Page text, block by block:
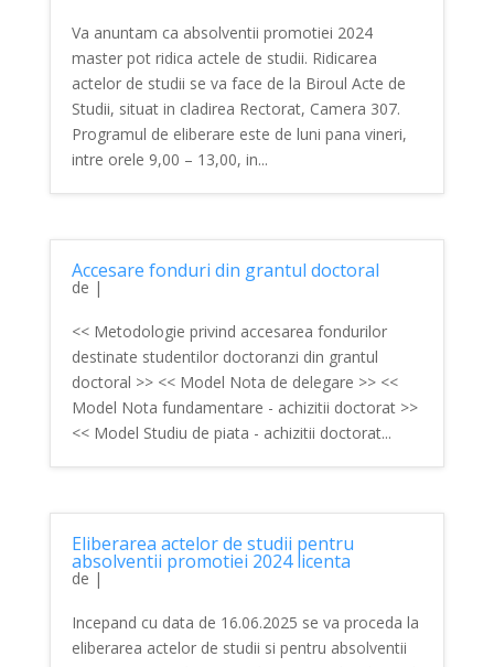
Va anuntam ca absolventii promotiei 2024
master pot ridica actele de studii. Ridicarea
actelor de studii se va face de la Biroul Acte de
Studii, situat in cladirea Rectorat, Camera 307.
Programul de eliberare este de luni pana vineri,
intre orele 9,00 – 13,00, in...
Accesare fonduri din grantul doctoral
de |
<< Metodologie privind accesarea fondurilor
destinate studentilor doctoranzi din grantul
doctoral >> << Model Nota de delegare >> <<
Model Nota fundamentare - achizitii doctorat >>
<< Model Studiu de piata - achizitii doctorat...
Eliberarea actelor de studii pentru
absolventii promotiei 2024 licenta
de |
Incepand cu data de 16.06.2025 se va proceda la
eliberarea actelor de studii si pentru absolventii